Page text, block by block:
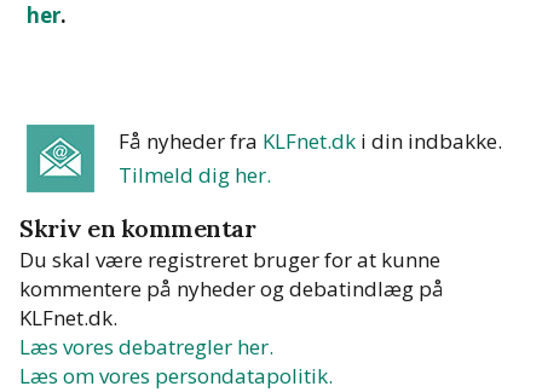
her.
Få nyheder fra KLFnet.dk i din indbakke.
Tilmeld dig her.
Skriv en kommentar
Du skal være registreret bruger for at kunne
kommentere på nyheder og debatindlæg på
KLFnet.dk.
Læs vores debatregler her.
Læs om vores persondatapolitik.